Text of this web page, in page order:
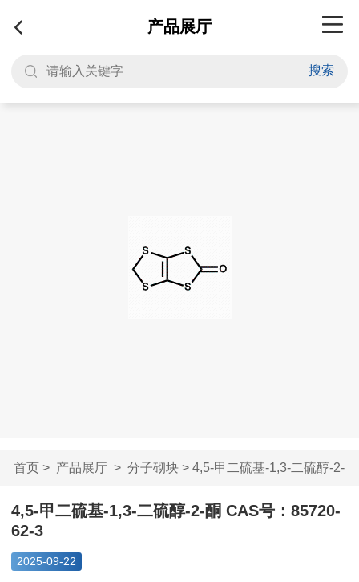
产品展厅
搜索
首页> 产品展厅> 分子砌块> 4,5-甲二硫基-1,3-二硫醇-2-
酮...
4,5-甲二硫基-1,3-二硫醇-2-酮 CAS号：85720-
62-3
2025-09-22